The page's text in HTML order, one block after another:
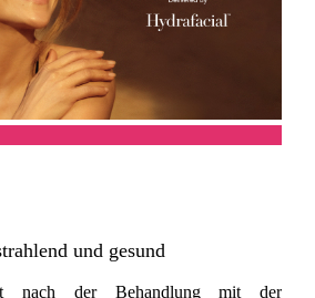
und gesund
der Behandlung mit der